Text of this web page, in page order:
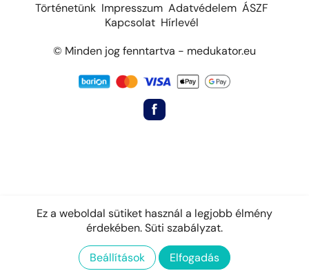
Történetünk Impresszum Adatvédelem ÁSZF
Kapcsolat Hírlevél
© Minden jog fenntartva - medukator.eu
Ez a weboldal sütiket használ a legjobb élmény
érdekében.Süti szabályzat.
Beállítások Elfogadás